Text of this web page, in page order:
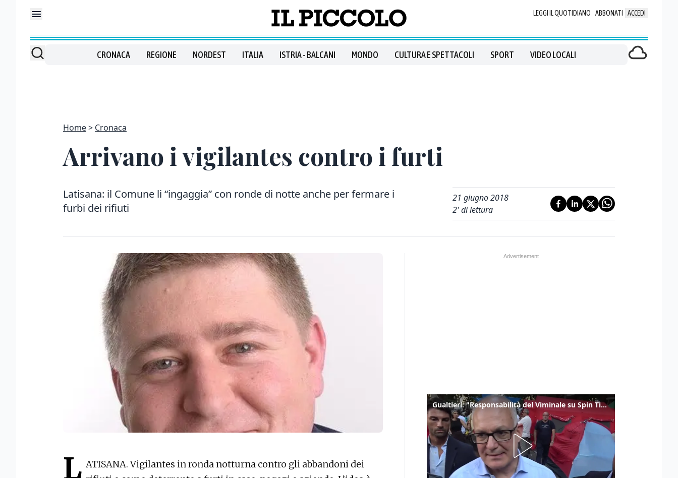
LEGGI IL QUOTIDIANO ABBONATI ACCEDI
CRONACA REGIONE NORDEST ITALIA ISTRIA - BALCANI MONDO CULTURA E SPETTACOLI SPORT VIDEO LOCALI
Home Cronaca
Arrivano i vigilantes contro i furti
Latisana: il Comune li “ingaggia” con ronde di notte anche per fermare i
furbi dei rifiuti
21 giugno 2018
2' di lettura
L ATISANA. Vigilantes in ronda notturna contro gli abbandoni dei
Gualtieri: "Responsabilità del Viminale su Spin Time? La posizione dei partiti è nota"